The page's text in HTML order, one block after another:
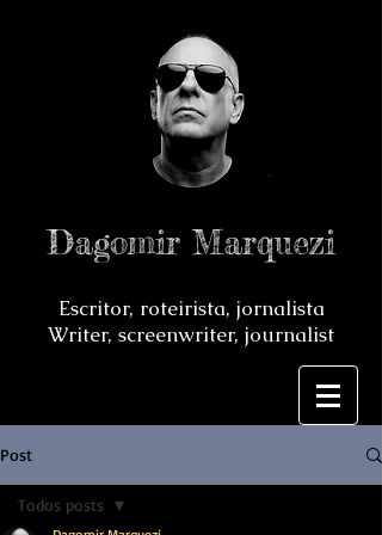
Dagomir Marquezi
Escritor, roteirista, jornalista
Writer, screenwriter, journalist
Post
Todos posts